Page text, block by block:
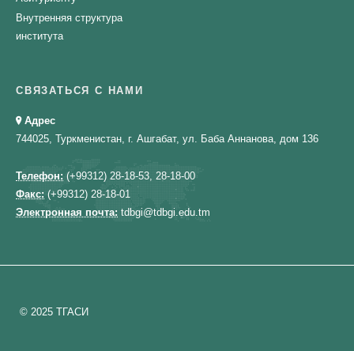
Внутренняя структура
института
СВЯЗАТЬСЯ С НАМИ
Адрес
744025, Туркменистан, г. Ашгабат, ул. Баба Аннанова, дом 136
Телефон: (+99312) 28-18-53, 28-18-00
Факс: (+99312) 28-18-01
Электронная почта: tdbgi@tdbgi.edu.tm
© 2025 ТГАСИ